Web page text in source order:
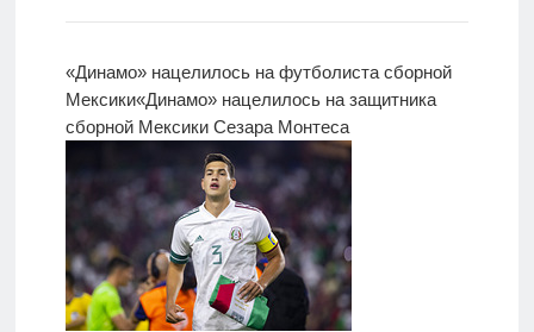
«Динамо» нацелилось на футболиста сборной
Мексики«Динамо» нацелилось на защитника
сборной Мексики Сезара Монтеса